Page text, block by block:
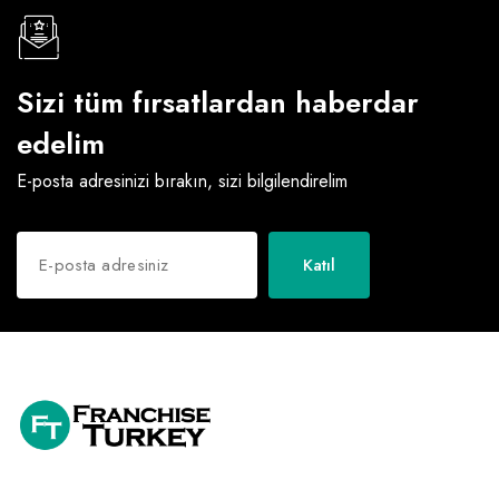
Sizi tüm fırsatlardan haberdar
edelim
E-posta adresinizi bırakın, sizi bilgilendirelim
Katıl